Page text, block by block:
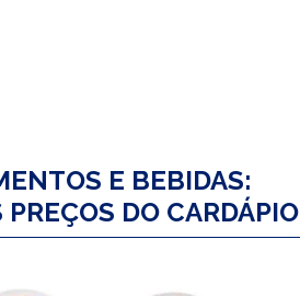
E BEBIDAS:
DO CARDÁPIO